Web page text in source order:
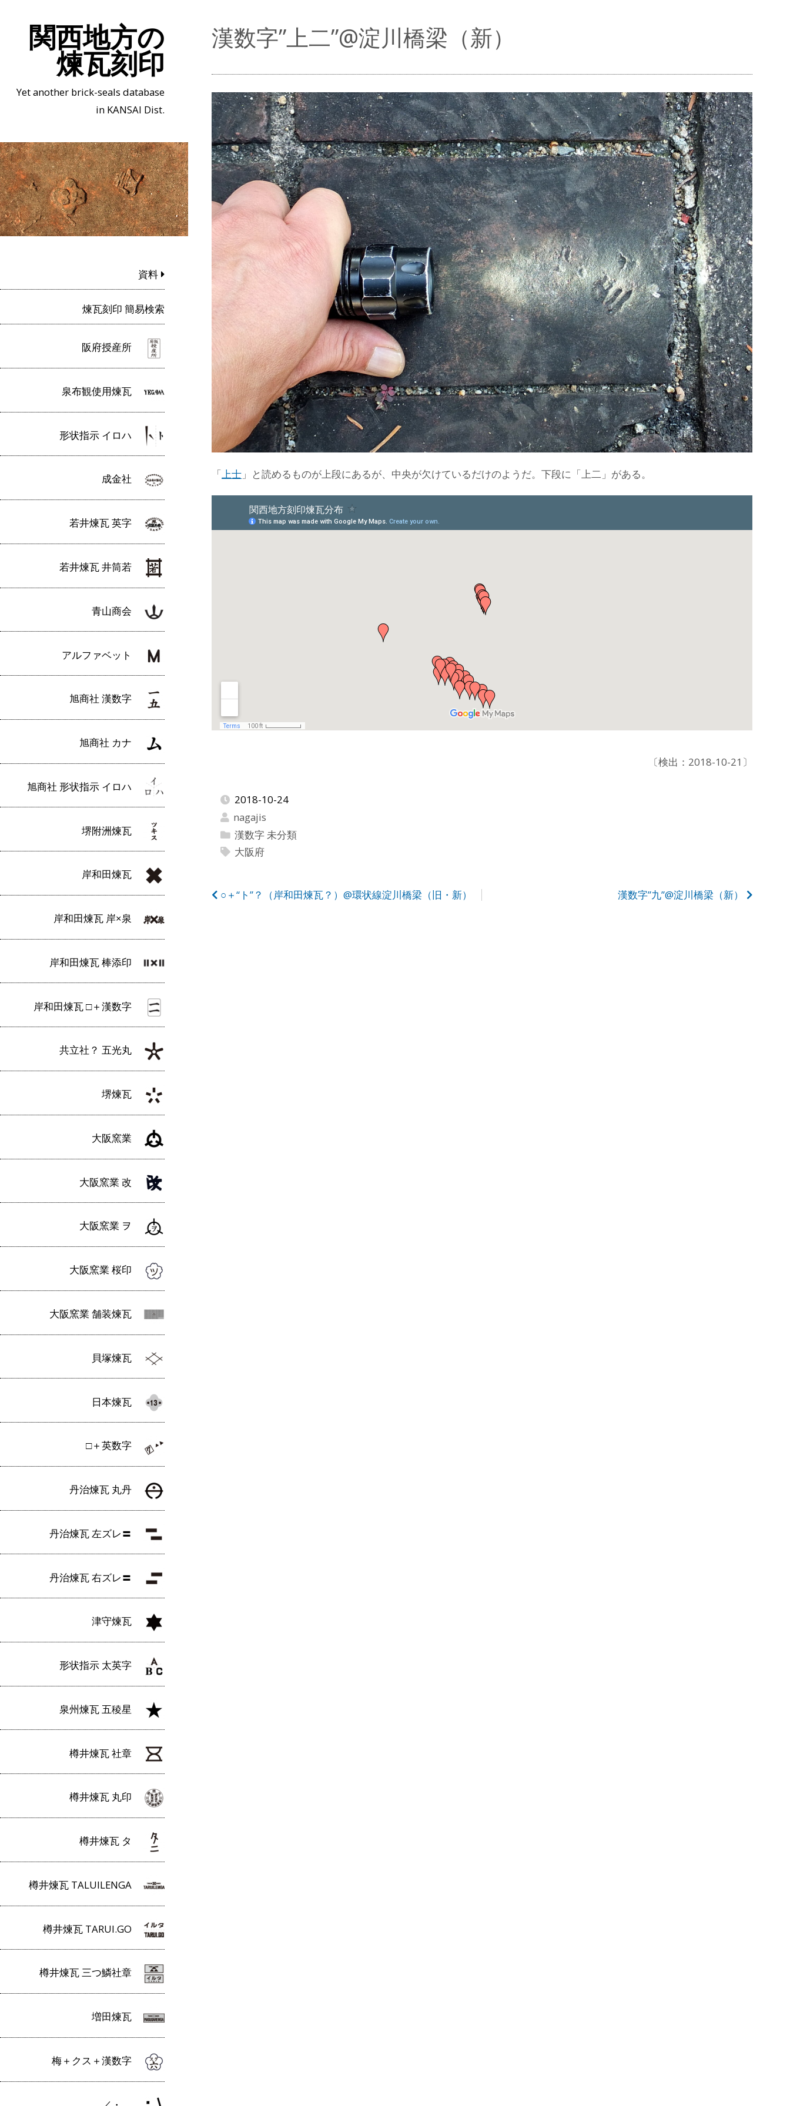
関西地方の
煉瓦刻印
Yet another brick-seals database
in KANSAI Dist.
資料
煉瓦刻印 簡易検索
阪府授産所
泉布観使用煉瓦
形状指示 イロハ
成金社
若井煉瓦 英字
若井煉瓦 井筒若
青山商会
アルファベット
旭商社 漢数字
旭商社 カナ
旭商社 形状指示 イロハ
堺附洲煉瓦
岸和田煉瓦
岸和田煉瓦 岸×泉
岸和田煉瓦 棒添印
岸和田煉瓦 □＋漢数字
共立社？ 五光丸
堺煉瓦
大阪窯業
大阪窯業 改
大阪窯業 ヲ
大阪窯業 桜印
大阪窯業 舗装煉瓦
貝塚煉瓦
日本煉瓦
□＋英数字
丹治煉瓦 丸丹
丹治煉瓦 左ズレ〓
丹治煉瓦 右ズレ〓
津守煉瓦
形状指示 太英字
泉州煉瓦 五稜星
樽井煉瓦 社章
樽井煉瓦 丸印
樽井煉瓦 タ
樽井煉瓦 TALUILENGA
樽井煉瓦 TARUI.GO
樽井煉瓦 三つ鱗社章
増田煉瓦
梅＋クス＋漢数字
漢数字”上二”@淀川橋梁（新）
「 上士 」と読めるものが上段にあるが、中央が欠けているだけのようだ。下段に「上二」がある。
〔検出：2018-10-21〕
2018-10-24
nagajis
漢数字 未分類
大阪府
投
漢数字”九”@淀川橋梁（新）
○＋“ト”？（岸和田煉瓦？）@環状線淀川橋梁（旧・新）